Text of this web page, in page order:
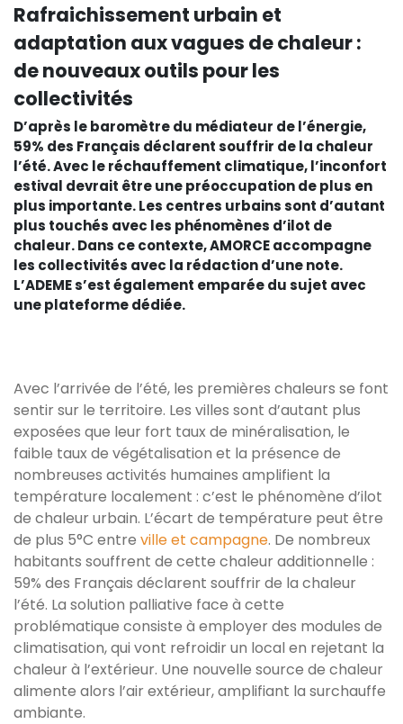
Rafraichissement urbain et
adaptation aux vagues de chaleur :
de nouveaux outils pour les
collectivités
D’après le baromètre du médiateur de l’énergie,
59% des Français déclarent souffrir de la chaleur
l’été. Avec le réchauffement climatique, l’inconfort
estival devrait être une préoccupation de plus en
plus importante. Les centres urbains sont d’autant
plus touchés avec les phénomènes d’ilot de
chaleur. Dans ce contexte, AMORCE accompagne
les collectivités avec la rédaction d’une note.
L’ADEME s’est également emparée du sujet avec
une plateforme dédiée.
Avec l’arrivée de l’été, les premières chaleurs se font
sentir sur le territoire. Les villes sont d’autant plus
exposées que leur fort taux de minéralisation, le
faible taux de végétalisation et la présence de
nombreuses activités humaines amplifient la
température localement : c’est le phénomène d’ilot
de chaleur urbain. L’écart de température peut être
de plus 5°C entre ville et campagne. De nombreux
habitants souffrent de cette chaleur additionnelle :
59% des Français déclarent souffrir de la chaleur
l’été. La solution palliative face à cette
problématique consiste à employer des modules de
climatisation, qui vont refroidir un local en rejetant la
chaleur à l’extérieur. Une nouvelle source de chaleur
alimente alors l’air extérieur, amplifiant la surchauffe
ambiante.